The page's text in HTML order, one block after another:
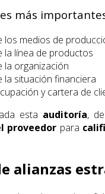
más
los medios de
la línea de productos
la organización
la situación financiera
y cartera de
esta auditoría,
proveedor para
alianzas